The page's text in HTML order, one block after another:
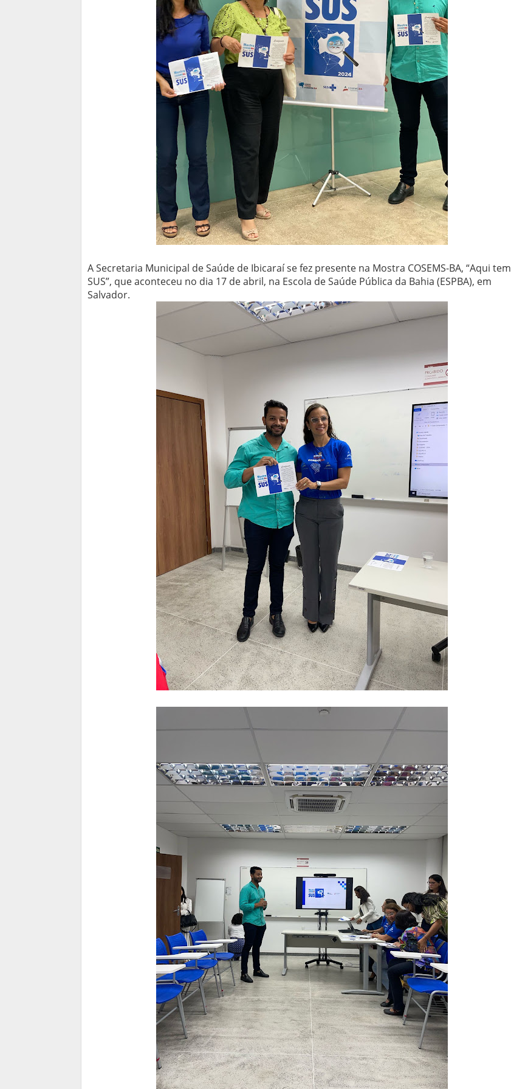
A Secretaria Municipal de Saúde de Ibicaraí se fez presente na Mostra COSEMS-BA, “Aqui tem
SUS”, que aconteceu no dia 17 de abril, na Escola de Saúde Pública da Bahia (ESPBA), em
Salvador.